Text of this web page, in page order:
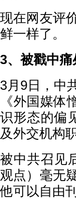
现在网友评
鲜一样了。
3、被戳中
3月9日，中
《外国媒体
识形态的偏
及外交机构
被中共召见
观点）毫无
他可以自由